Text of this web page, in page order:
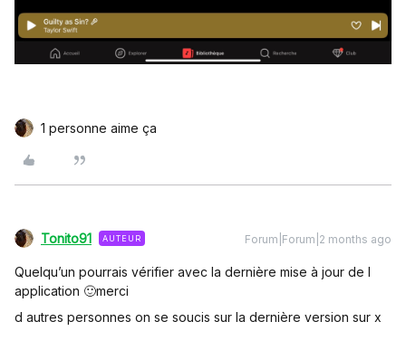
1 personne aime ça
Tonito91 AUTEUR Forum|Forum|2 months ago
Quelqu’un pourrais vérifier avec la dernière mise à jour de l
application 🙂merci
d autres personnes on se soucis sur la dernière version sur x